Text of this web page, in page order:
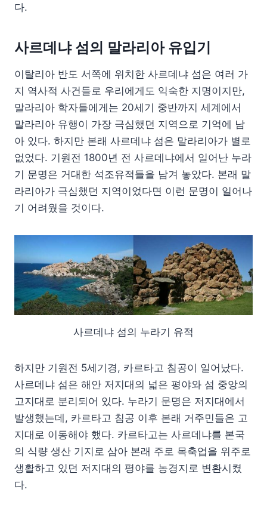
다.
사르데냐 섬의 말라리아 유입기
이탈리아 반도 서쪽에 위치한 사르데냐 섬은 여러 가
지 역사적 사건들로 우리에게도 익숙한 지명이지만,
말라리아 학자들에게는 20세기 중반까지 세계에서
말라리아 유행이 가장 극심했던 지역으로 기억에 남
아 있다. 하지만 본래 사르데냐 섬은 말라리아가 별로
없었다. 기원전 1800년 전 사르데냐에서 일어난 누라
기 문명은 거대한 석조유적들을 남겨 놓았다. 본래 말
라리아가 극심했던 지역이었다면 이런 문명이 일어나
기 어려웠을 것이다.
사르데냐 섬의 누라기 유적
하지만 기원전 5세기경, 카르타고 침공이 일어났다.
사르데냐 섬은 해안 저지대의 넓은 평야와 섬 중앙의
고지대로 분리되어 있다. 누라기 문명은 저지대에서
발생했는데, 카르타고 침공 이후 본래 거주민들은 고
지대로 이동해야 했다. 카르타고는 사르데냐를 본국
의 식량 생산 기지로 삼아 본래 주로 목축업을 위주로
생활하고 있던 저지대의 평야를 농경지로 변환시켰
다.